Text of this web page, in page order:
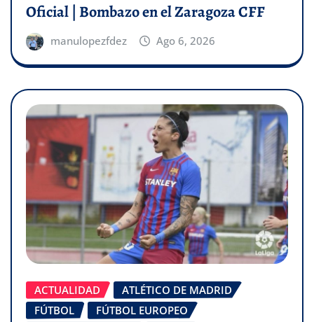
Oficial | Bombazo en el Zaragoza CFF
manulopezfdez Ago 6, 2026
ACTUALIDAD
ATLÉTICO DE MADRID
FÚTBOL
FÚTBOL EUROPEO